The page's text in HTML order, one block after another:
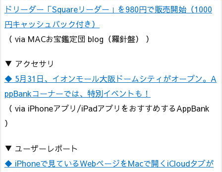
ドリーダー「Squareリーダー」を980円で販売開始（1000
円キャッシュバック付き）
（ via MACお宝鑑定団 blog（羅針盤） ）
▼ アクセサリ
◆ 5月31日、イオンモール大阪ドームシティがオープン。A
ppBankコーナーでは、特別イベントも！
（ via iPhoneアプリ/iPadアプリをおすすめするAppBank
）
▼ ユーザーレポート
◆ iPhoneで見ているWebページをMacで開くiCloudタブが